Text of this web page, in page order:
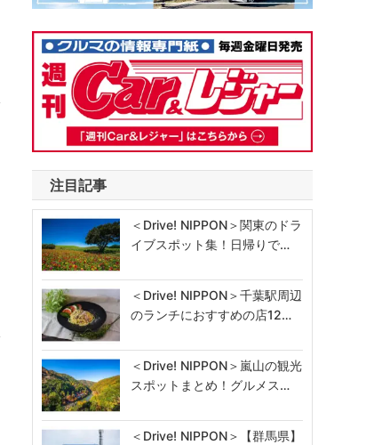
注目記事
＜Drive! NIPPON＞関東のドラ
イブスポット集！日帰りで…
＜Drive! NIPPON＞千葉駅周辺
のランチにおすすめの店12…
＜Drive! NIPPON＞嵐山の観光
スポットまとめ！グルメス…
＜Drive! NIPPON＞【群馬県】